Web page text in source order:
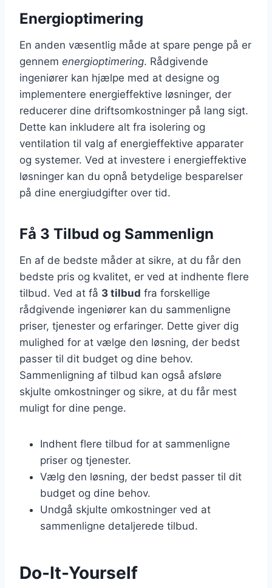
Energioptimering
En anden væsentlig måde at spare penge på er
gennem energioptimering. Rådgivende
ingeniører kan hjælpe med at designe og
implementere energieffektive løsninger, der
reducerer dine driftsomkostninger på lang sigt.
Dette kan inkludere alt fra isolering og
ventilation til valg af energieffektive apparater
og systemer. Ved at investere i energieffektive
løsninger kan du opnå betydelige besparelser
på dine energiudgifter over tid.
Få 3 Tilbud og Sammenlign
En af de bedste måder at sikre, at du får den
bedste pris og kvalitet, er ved at indhente flere
tilbud. Ved at få 3 tilbud fra forskellige
rådgivende ingeniører kan du sammenligne
priser, tjenester og erfaringer. Dette giver dig
mulighed for at vælge den løsning, der bedst
passer til dit budget og dine behov.
Sammenligning af tilbud kan også afsløre
skjulte omkostninger og sikre, at du får mest
muligt for dine penge.
Indhent flere tilbud for at sammenligne
priser og tjenester.
Vælg den løsning, der bedst passer til dit
budget og dine behov.
Undgå skjulte omkostninger ved at
sammenligne detaljerede tilbud.
Do-It-Yourself